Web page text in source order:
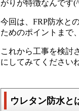
がりが特徴なんです
今回は、FRP防水と
ためのポイントまで
これから工事を検討
にしてみてください
ウレタン防水と